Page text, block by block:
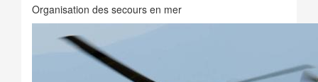
Organisation des secours en mer